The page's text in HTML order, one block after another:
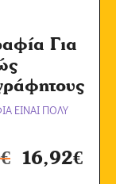
Για
ΕΙΝΑΙ ΠΟΛΥ
€ 16,92€